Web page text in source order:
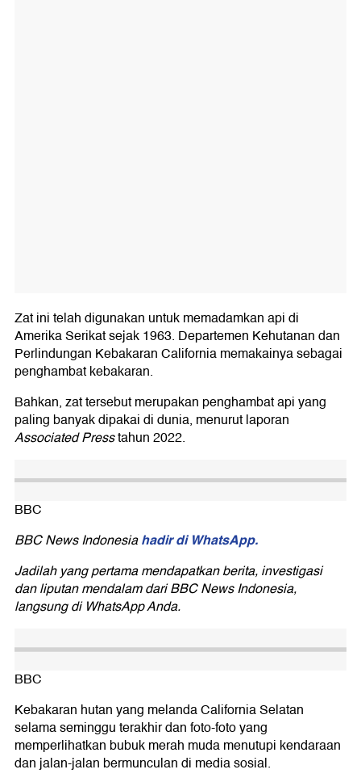
Zat ini telah digunakan untuk memadamkan api di
Amerika Serikat sejak 1963. Departemen Kehutanan dan
Perlindungan Kebakaran California memakainya sebagai
penghambat kebakaran.
Bahkan, zat tersebut merupakan penghambat api yang
paling banyak dipakai di dunia, menurut laporan
Associated Presstahun 2022.
BBC
BBC News Indonesiahadir di WhatsApp.
Jadilah yang pertama mendapatkan berita, investigasi
dan liputan mendalam dari BBC News Indonesia,
langsung di WhatsApp Anda.
BBC
Kebakaran hutan yang melanda California Selatan
selama seminggu terakhir dan foto-foto yang
memperlihatkan bubuk merah muda menutupi kendaraan
dan jalan-jalan bermunculan di media sosial.